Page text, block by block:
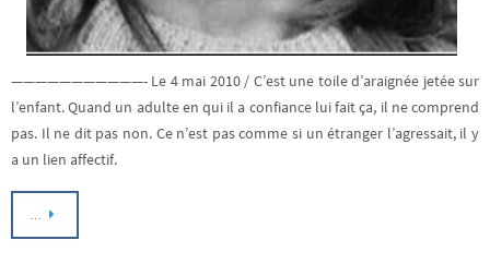
———————————- Le 4 mai 2010 / C’est une toile d’araignée jetée sur
l’enfant. Quand un adulte en qui il a confiance lui fait ça, il ne comprend
pas. Il ne dit pas non. Ce n’est pas comme si un étranger l’agressait, il y
a un lien affectif.
…